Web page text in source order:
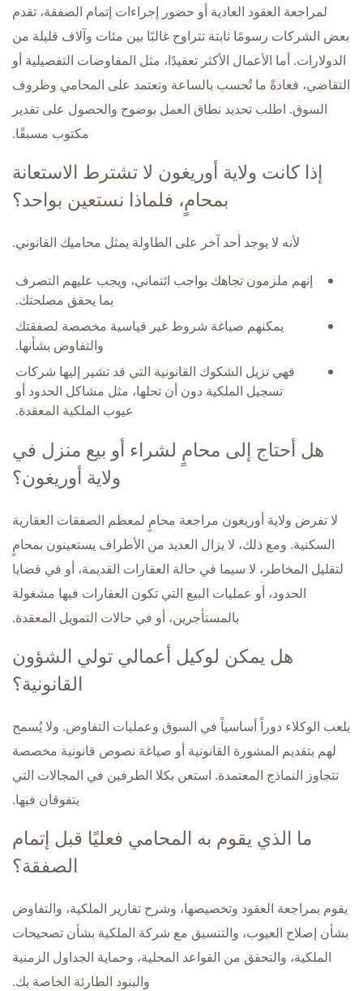
لمراجعة العقود العادية أو حضور إجراءات إتمام الصفقة، تقدم
بعض الشركات رسومًا ثابتة تتراوح غالبًا بين مئات وآلاف قليلة من
الدولارات. أما الأعمال الأكثر تعقيدًا، مثل المفاوضات التفصيلية أو
التقاضي، فعادةً ما تُحسب بالساعة وتعتمد على المحامي وظروف
السوق. اطلب تحديد نطاق العمل بوضوح والحصول على تقدير
مكتوب مسبقًا.
إذا كانت ولاية أوريغون لا تشترط الاستعانة
بمحامٍ، فلماذا نستعين بواحد؟
لأنه لا يوجد أحد آخر على الطاولة يمثل محاميك القانوني.
إنهم ملزمون تجاهك بواجب ائتماني، ويجب عليهم التصرف
بما يحقق مصلحتك.
يمكنهم صياغة شروط غير قياسية مخصصة لصفقتك
والتفاوض بشأنها.
فهي تزيل الشكوك القانونية التي قد تشير إليها شركات
تسجيل الملكية دون أن تحلها، مثل مشاكل الحدود أو
عيوب الملكية المعقدة.
هل أحتاج إلى محامٍ لشراء أو بيع منزل في
ولاية أوريغون؟
لا تفرض ولاية أوريغون مراجعة محامٍ لمعظم الصفقات العقارية
السكنية. ومع ذلك، لا يزال العديد من الأطراف يستعينون بمحامٍ
لتقليل المخاطر، لا سيما في حالة العقارات القديمة، أو في قضايا
الحدود، أو عمليات البيع التي تكون العقارات فيها مشغولة
بالمستأجرين، أو في حالات التمويل المعقدة.
هل يمكن لوكيل أعمالي تولي الشؤون
القانونية؟
يلعب الوكلاء دوراً أساسياً في السوق وعمليات التفاوض. ولا يُسمح
لهم بتقديم المشورة القانونية أو صياغة نصوص قانونية مخصصة
تتجاوز النماذج المعتمدة. استعن بكلا الطرفين في المجالات التي
يتفوقان فيها.
ما الذي يقوم به المحامي فعليًا قبل إتمام
الصفقة؟
يقوم بمراجعة العقود وتخصيصها، وشرح تقارير الملكية، والتفاوض
بشأن إصلاح العيوب، والتنسيق مع شركة الملكية بشأن تصحيحات
الملكية، والتحقق من القواعد المحلية، وحماية الجداول الزمنية
والبنود الطارئة الخاصة بك.